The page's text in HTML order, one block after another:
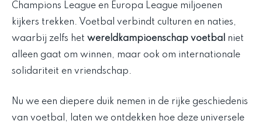
Champions League en Europa League miljoenen
kijkers trekken. Voetbal verbindt culturen en naties,
waarbij zelfs het wereldkampioenschap voetbal niet
alleen gaat om winnen, maar ook om internationale
solidariteit en vriendschap.
Nu we een diepere duik nemen in de rijke geschiedenis
van voetbal, laten we ontdekken hoe deze universele